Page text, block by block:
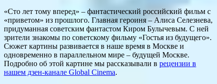
«Сто лет тому вперед» – фантастический российский фильм с
«приветом» из прошлого. Главная героиня – Алиса Селезнева,
придуманная советским фантастом Киром Булычевым. С ней
зрители знакомы по советскому фильму «Гостья из будущего».
Сюжет картины развивается в наше время в Москве и
одновременно в параллельном мире – будущей Москве.
Подробно об этой картине мы рассказывали в рецензии в
нашем дзен-канале Global Cinema.